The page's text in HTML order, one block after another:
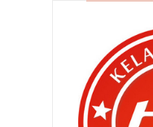
HARI KE -3
KESIAN